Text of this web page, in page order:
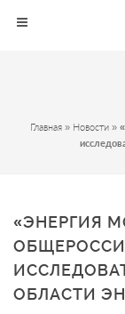
Главная » Новости »
«ЭНЕРГИЯ
ОБЛАСТИ